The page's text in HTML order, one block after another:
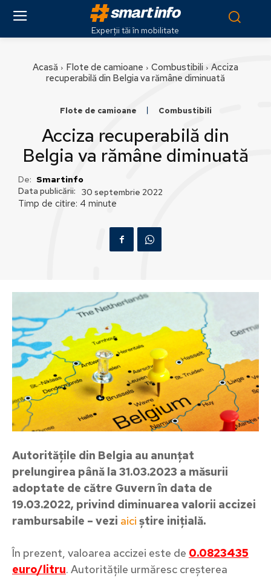
Experții tăi în mobilitate
Acasă Flote de camioane Combustibili
Acciza
recuperabilă din Belgia va rămâne diminuată
Flote de camioane Combustibili
Acciza recuperabilă din
Belgia va rămâne diminuată
De: Smartinfo
Data publicării:
30 septembrie 2022
Timp de citire: 4 minute
Autoritățile din Belgia au anunțat
prelungirea până la 31.03.2023 a măsurii
adoptate de către Guvern în data de
19.03.2022, privind diminuarea valorii accizei
rambursabile – vezi aici știre inițială.
În prezent, valoarea accizei este de 0.0823435
euro/litru. Autoritățile urmăresc creșterea